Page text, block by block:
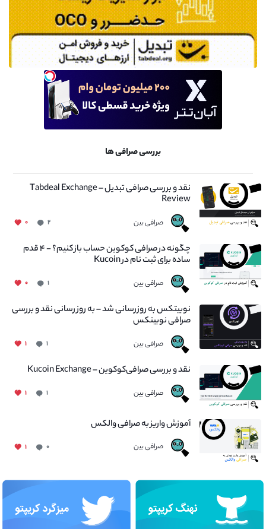
بررسی صرافی ها
نقد و بررسی صرافی تبدیل – Tabdeal Exchange
Review
صرافی بین ۲ ۰
چگونه در صرافی کوکوین حساب باز کنیم؟ - ۴ قدم
ساده برای ثبت نام در Kucoin
صرافی بین ۱ ۰
نوبیتکس به روزرسانی شد – به روز رسانی نقد و بررسی
صرافی نوبیتکس
صرافی بین ۱ ۱
نقد و بررسی صرافی‌کوکوین – Kucoin Exchange
صرافی بین ۱ ۱
آموزش واریز به صرافی والکس
صرافی بین ۰ ۱